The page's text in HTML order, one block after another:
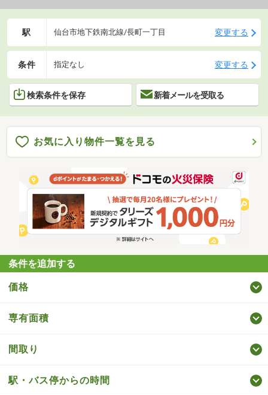
駅 仙台市地下鉄南北線/長町一丁目 変更する
条件 指定なし 変更する
検索条件を保存 新着メールを受取る
お気に入り物件一覧を見る
条件を追加する
価格
専有面積
間取り
駅・バス停からの時間